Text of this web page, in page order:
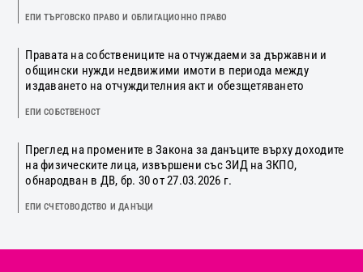
ЕПИ ТЪРГОВСКО ПРАВО И ОБЛИГАЦИОННО ПРАВО
Правата на собствениците на отчуждаеми за държавни и
общински нужди недвижими имоти в периода между
издаването на отчуждителния акт и обезщетяването
ЕПИ СОБСТВЕНОСТ
Преглед на промените в Закона за данъците върху доходите
на физическите лица, извършени със ЗИД на ЗКПО,
обнародван в ДВ, бр. 30 от 27.03.2026 г.
ЕПИ СЧЕТОВОДСТВО И ДАНЪЦИ